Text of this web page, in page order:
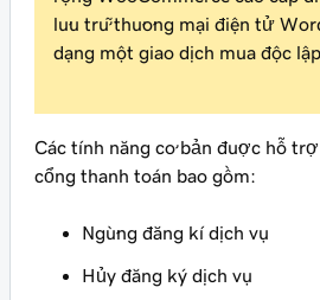
lưu trữ thương mại điện tử
dạng một giao dịch mua độc lập.
Các tính năng cơ bản được hỗ
cổng thanh toán bao gồm:
Ngừng đăng kí dịch vụ
Hủy đăng ký dịch vụ